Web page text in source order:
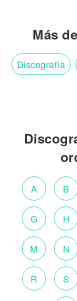
Más
Discografía
A B
G H
M N
R S